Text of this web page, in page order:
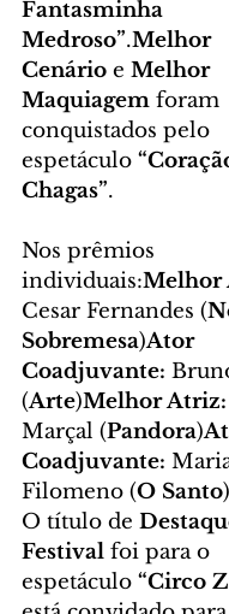
Fantasminha
Medroso”.Melhor
Cenário e Melhor
Maquiagem foram
conquistados pelo
espetáculo
Chagas”.
Nos prêmios
individuais:Melhor
Cesar Fernandes (
Sobremesa)Ator
Coadjuvante:
(Arte)Melhor Atriz:
Marçal (Pandora)
Coadjuvante:
Filomeno (O Santo)
O título de
Festival foi para o
espetáculo “Circo